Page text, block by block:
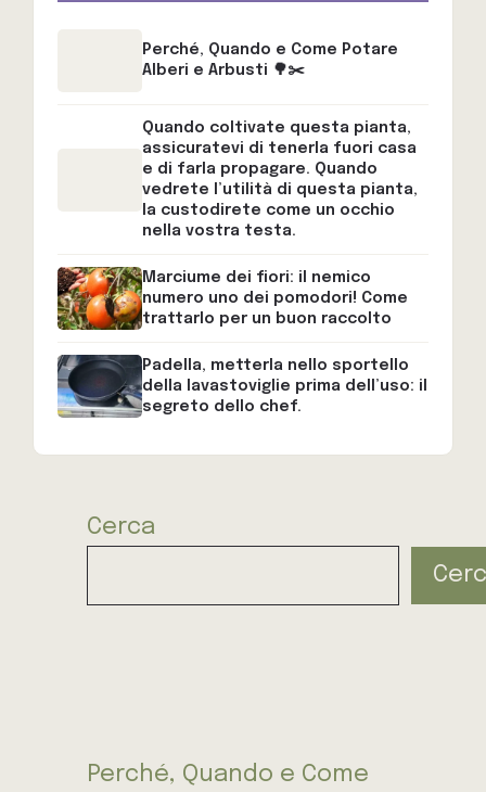
Perché, Quando e Come Potare
Alberi e Arbusti 🌳✂️
Quando coltivate questa pianta,
assicuratevi di tenerla fuori casa
e di farla propagare. Quando
vedrete l’utilità di questa pianta,
la custodirete come un occhio
nella vostra testa.
Marciume dei fiori: il nemico
numero uno dei pomodori! Come
trattarlo per un buon raccolto
Padella, metterla nello sportello
della lavastoviglie prima dell’uso: il
segreto dello chef.
Cerca
Perché, Quando e Come